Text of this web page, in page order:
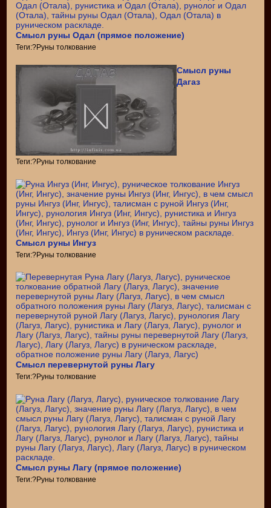
Смысл руны Одал (прямое положение)
Теги:?Руны толкование
Смысл руны
Дагаз
Теги:?Руны толкование
Смысл руны Ингуз
Теги:?Руны толкование
Смысл перевернутой руны Лагу
Теги:?Руны толкование
Смысл руны Лагу (прямое положение)
Теги:?Руны толкование